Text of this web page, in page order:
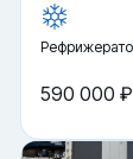
590 000 ₽